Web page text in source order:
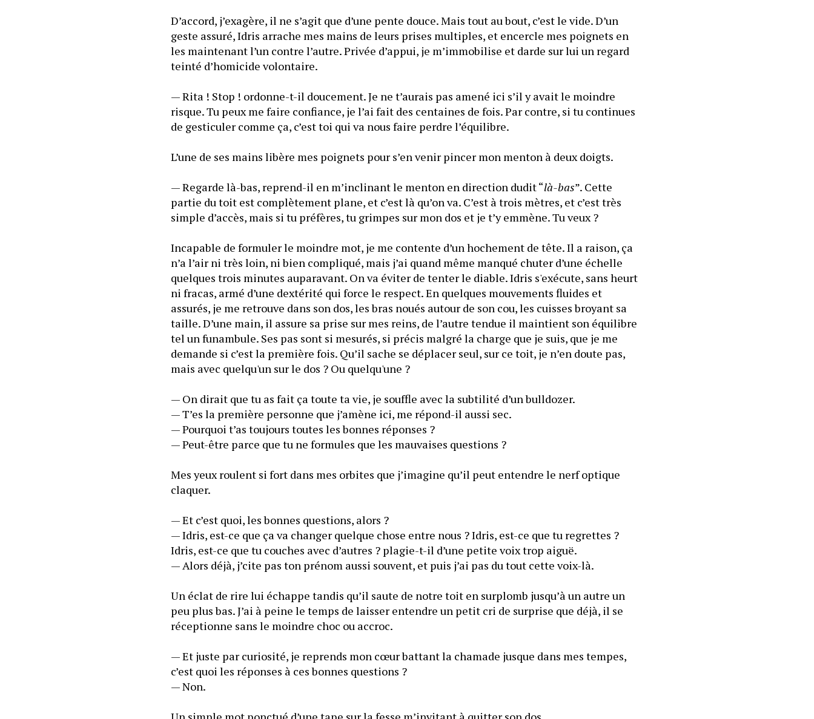
D’accord, j’exagère, il ne s’agit que d’une pente douce. Mais tout au bout, c’est le vide. D’un
geste assuré, Idris arrache mes mains de leurs prises multiples, et encercle mes poignets en
les maintenant l’un contre l’autre. Privée d’appui, je m’immobilise et darde sur lui un regard
— Rita ! Stop ! ordonne-t-il doucement. Je ne t’aurais pas amené ici s’il y avait le moindre
risque. Tu peux me faire confiance, je l’ai fait des centaines de fois. Par contre, si tu continues
— Regarde là-bas, reprend-il en m’inclinant le menton en direction dudit “là-bas”. Cette
partie du toit est complètement plane, et c’est là qu’on va. C’est à trois mètres, et c’est très
Incapable de formuler le moindre mot, je me contente d’un hochement de tête. Il a raison, ça
n’a l’air ni très loin, ni bien compliqué, mais j’ai quand même manqué chuter d’une échelle
quelques trois minutes auparavant. On va éviter de tenter le diable. Idris s'exécute, sans heurt
ni fracas, armé d’une dextérité qui force le respect. En quelques mouvements fluides et
assurés, je me retrouve dans son dos, les bras noués autour de son cou, les cuisses broyant sa
taille. D’une main, il assure sa prise sur mes reins, de l’autre tendue il maintient son équilibre
tel un funambule. Ses pas sont si mesurés, si précis malgré la charge que je suis, que je me
demande si c’est la première fois. Qu’il sache se déplacer seul, sur ce toit, je n’en doute pas,
— T’es la première personne que j’amène ici, me répond-il aussi sec.
— Pourquoi t’as toujours toutes les bonnes réponses ?
Mes yeux roulent si fort dans mes orbites que j’imagine qu’il peut entendre le nerf optique
claquer.
— Idris, est-ce que ça va changer quelque chose entre nous ? Idris, est-ce que tu regrettes ?
Un éclat de rire lui échappe tandis qu’il saute de notre toit en surplomb jusqu’à un autre un
peu plus bas. J’ai à peine le temps de laisser entendre un petit cri de surprise que déjà, il se
— Et juste par curiosité, je reprends mon cœur battant la chamade jusque dans mes tempes,